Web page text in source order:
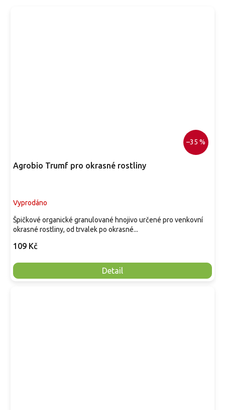
–35 %
Agrobio Trumf pro okrasné rostliny
Vyprodáno
109 Kč
Detail
Špičkové organické granulované hnojivo určené pro venkovní
okrasné rostliny, od trvalek po okrasné...